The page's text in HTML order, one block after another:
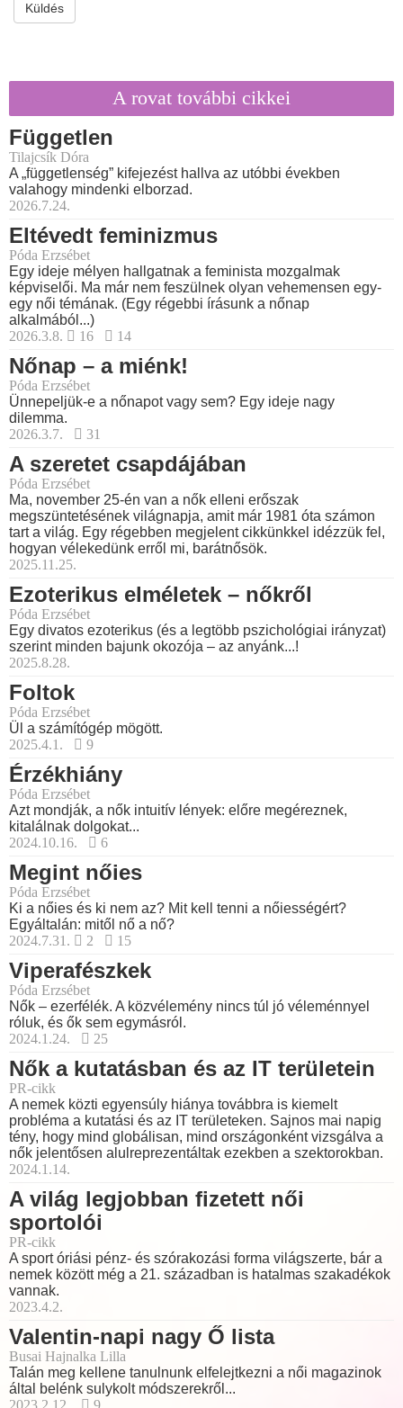
Küldés
A rovat további cikkei
Független
Tilajcsík Dóra
A „függetlenség” kifejezést hallva az utóbbi években
valahogy mindenki elborzad.
2026.7.24.
Eltévedt feminizmus
Póda Erzsébet
Egy ideje mélyen hallgatnak a feminista mozgalmak
képviselői. Ma már nem feszülnek olyan vehemensen egy-
egy női témának. (Egy régebbi írásunk a nőnap
alkalmából...)
2026.3.8.
16 14
Nőnap – a miénk!
Póda Erzsébet
Ünnepeljük-e a nőnapot vagy sem? Egy ideje nagy
dilemma.
2026.3.7.
31
A szeretet csapdájában
Póda Erzsébet
Ma, november 25-én van a nők elleni erőszak
megszüntetésének világnapja, amit már 1981 óta számon
tart a világ. Egy régebben megjelent cikkünkkel idézzük fel,
hogyan vélekedünk erről mi, barátnősök.
2025.11.25.
Ezoterikus elméletek – nőkről
Póda Erzsébet
Egy divatos ezoterikus (és a legtöbb pszichológiai irányzat)
szerint minden bajunk okozója – az anyánk...!
2025.8.28.
Foltok
Póda Erzsébet
Ül a számítógép mögött.
2025.4.1.
9
Érzékhiány
Póda Erzsébet
Azt mondják, a nők intuitív lények: előre megéreznek,
kitalálnak dolgokat...
2024.10.16.
6
Megint nőies
Póda Erzsébet
Ki a nőies és ki nem az? Mit kell tenni a nőiességért?
Egyáltalán: mitől nő a nő?
2024.7.31.
2 15
Viperafészkek
Póda Erzsébet
Nők – ezerfélék. A közvélemény nincs túl jó véleménnyel
róluk, és ők sem egymásról.
2024.1.24.
25
Nők a kutatásban és az IT területein
PR-cikk
A nemek közti egyensúly hiánya továbbra is kiemelt
probléma a kutatási és az IT területeken. Sajnos mai napig
tény, hogy mind globálisan, mind országonként vizsgálva a
nők jelentősen alulreprezentáltak ezekben a szektorokban.
2024.1.14.
A világ legjobban fizetett női
sportolói
PR-cikk
A sport óriási pénz- és szórakozási forma világszerte, bár a
nemek között még a 21. században is hatalmas szakadékok
vannak.
2023.4.2.
Valentin-napi nagy Ő lista
Busai Hajnalka Lilla
Talán meg kellene tanulnunk elfelejtkezni a női magazinok
által belénk sulykolt módszerekről...